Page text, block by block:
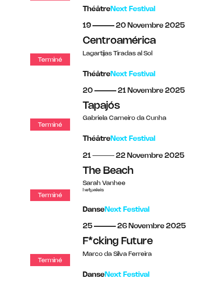
ThéâtreNext Festival
du
19 au
20 novembre
Novembre 2025
Centroamérica
Lagartijas Tiradas al Sol
Terminé
ThéâtreNext Festival
du
20 au
21 novembre
Novembre 2025
Tapajós
Gabriela Carneiro da Cunha
Terminé
ThéâtreNext Festival
du
21 au
22 novembre
Novembre 2025
The Beach
Sarah Vanhee
hetpaleis
Terminé
DanseNext Festival
du
25 au
26 novembre
Novembre 2025
F*cking Future
Marco da Silva Ferreira
Terminé
DanseNext Festival